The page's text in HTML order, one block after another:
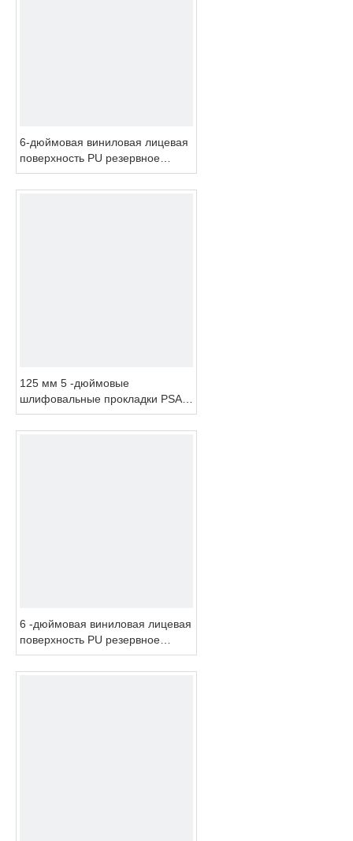
6-дюймовая виниловая лицевая
поверхность PU резервное
копирование замена прокладки
Mulit- отверстие 5/16 дюйма нити
125 мм 5 -дюймовые
шлифовальные прокладки PSA и
подкладка для воздушного
шлифовального аппарата с
6 -дюймовая виниловая лицевая
поверхность PU резервное
копирование замены для
электрического лака для Sanders